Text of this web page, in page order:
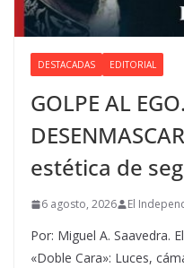
DESTACADAS EDITORIAL
GOLPE AL
estética de
6 agosto, 2026 El
Por: Miguel A. Saavedra.
«Doble Cara»: Luces,